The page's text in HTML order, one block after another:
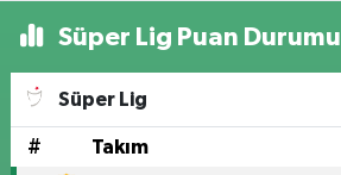
Süper Lig Puan Durumu
Süper Lig
# Takım